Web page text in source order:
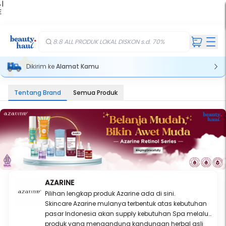
|
8.8 ALL PRODUK LOKAL DISKON s.d. 70%
Dikirim keAlamat Kamu
Tentang Brand Semua Produk
AZARINE
Pilihan lengkap produk Azarine ada di sini.
Skincare Azarine mulanya terbentuk atas kebutuhan
pasar Indonesia akan supply kebutuhan Spa melalui
produk yang mengandung kandungan herbal asli